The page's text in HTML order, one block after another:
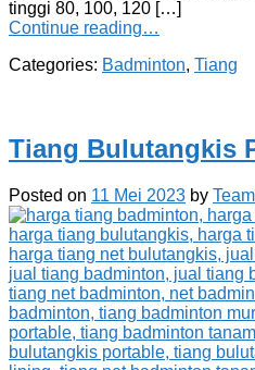
tinggi 80, 100, 120 […]
Continue reading…
Categories: Badminton, Tiang
Tiang Bulutangkis
Posted on 11 Mei 2023 by